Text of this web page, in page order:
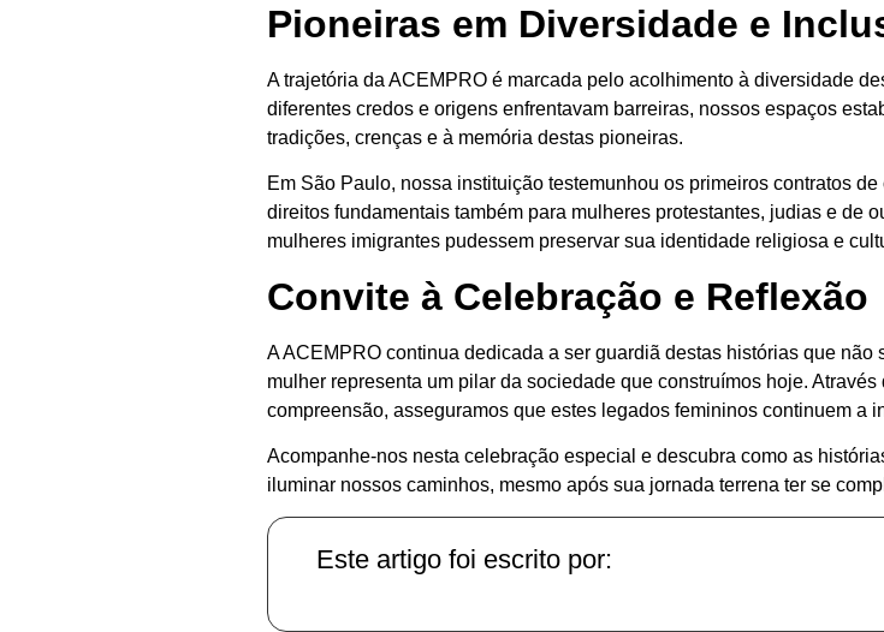
Pioneiras em Diversidade e
A trajetória da ACEMPRO é marcada pelo acolhimento à diversidade
diferentes credos e origens enfrentavam barreiras, nossos espaços
tradições, crenças e à memória destas pioneiras.
Em São Paulo, nossa instituição testemunhou os primeiros contratos
direitos fundamentais também para mulheres protestantes, judias e de
mulheres imigrantes pudessem preservar sua identidade religiosa e
Convite à Celebração e Reflexão
A ACEMPRO continua dedicada a ser guardiã destas histórias que
mulher representa um pilar da sociedade que construímos hoje.
compreensão, asseguramos que estes legados femininos continuem a
Acompanhe-nos nesta celebração especial e descubra como as
iluminar nossos caminhos, mesmo após sua jornada terrena ter se
Este artigo foi escrito por: